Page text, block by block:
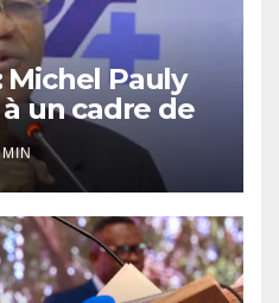
Michel Pauly
un cadre de
la tenue